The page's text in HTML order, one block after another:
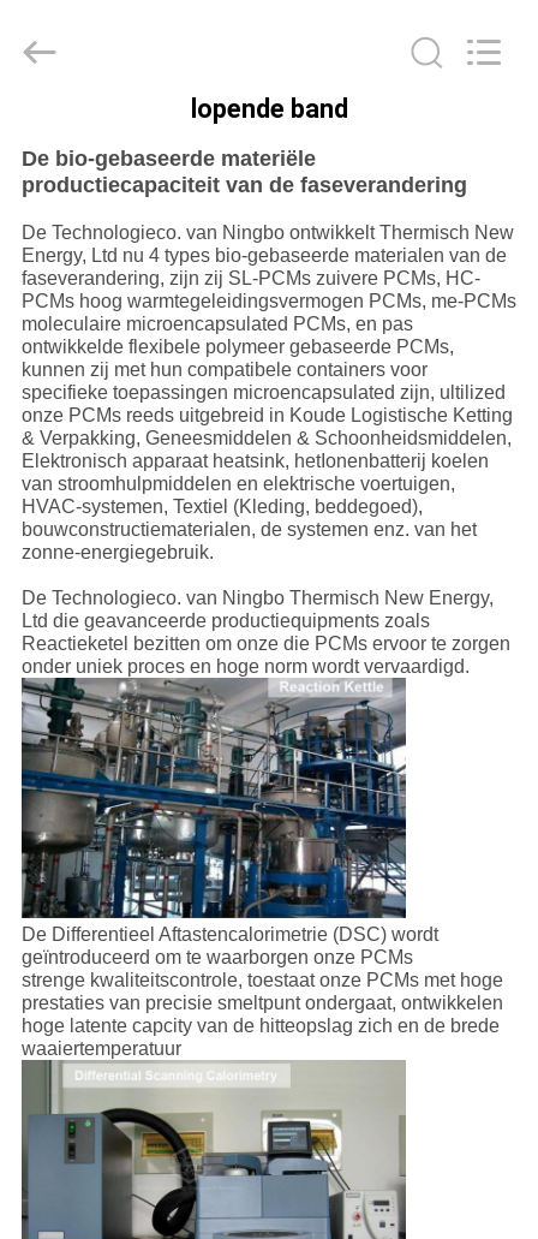
PRODUCTEN
ONGEVEER
ONS
FABRIEKSREIS
KWALITEITSCONTROLE
CONTACTEER
ONS
NIEUWS
GEVALLEN
SITEMAP
PRIVACY
POLICY
energy
Technology
lopende band
De bio-gebaseerde materiële
productiecapaciteit van de faseverandering
De Technologieco. van Ningbo ontwikkelt Thermisch New
Energy, Ltd nu 4 types bio-gebaseerde materialen van de
faseverandering, zijn zij SL-PCMs zuivere PCMs, HC-
PCMs hoog warmtegeleidingsvermogen PCMs, me-PCMs
moleculaire microencapsulated PCMs, en pas
ontwikkelde flexibele polymeer gebaseerde PCMs,
kunnen zij met hun compatibele containers voor
specifieke toepassingen microencapsulated zijn, ultilized
onze PCMs reeds uitgebreid in Koude Logistische Ketting
& Verpakking, Geneesmiddelen & Schoonheidsmiddelen,
Elektronisch apparaat heatsink, hetIonenbatterij koelen
van stroomhulpmiddelen en elektrische voertuigen,
HVAC-systemen, Textiel (Kleding, beddegoed),
bouwconstructiematerialen, de systemen enz. van het
zonne-energiegebruik.
De Technologieco. van Ningbo Thermisch New Energy,
Ltd die geavanceerde productiequipments zoals
Reactieketel bezitten om onze die PCMservoor te zorgen
onder uniek proces en hoge norm wordt vervaardigd.
De Differentieel Aftastencalorimetrie (DSC) wordt
geïntroduceerd om te waarborgen onze PCMs
strenge kwaliteitscontrole, toestaat onze PCMs met hoge
prestaties van precisie smeltpunt ondergaat, ontwikkelen
hoge latente capcity van de hitteopslag zich en de brede
waaiertemperatuur